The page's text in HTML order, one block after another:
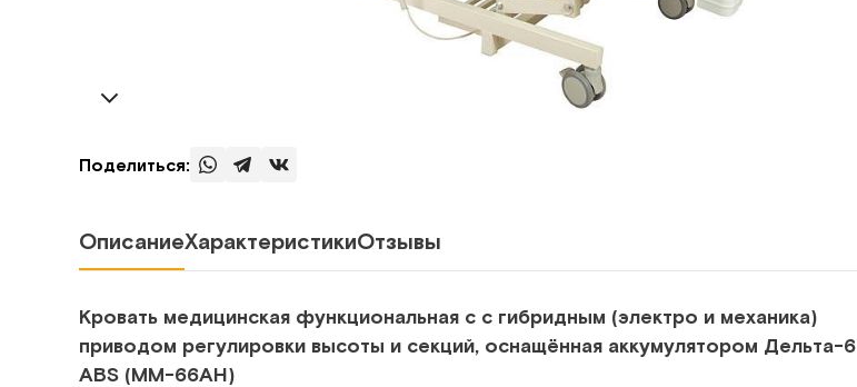
Поделиться:
ОписаниеХарактеристикиОтзывы
Кровать медицинская функциональная с с гибридным (электро и механика)
приводом регулировки высоты и секций, оснащённая аккумулятором Дельта-6
ABS (ММ-66АН)